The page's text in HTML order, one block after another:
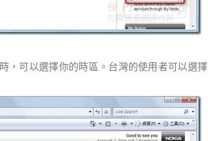
時，可以選擇你的時區。台灣的使用者可以選擇